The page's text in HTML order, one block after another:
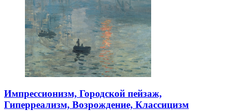
Импрессионизм, Городской пейзаж,
Гиперреализм, Возрождение, Классицизм